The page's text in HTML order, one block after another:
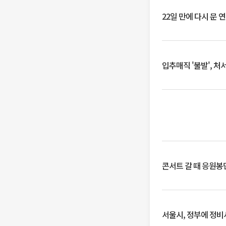
22일 만에 다시 문
입추매직 '불발', 처
콘서트 갈 때 응원
서울시, 정부에 정